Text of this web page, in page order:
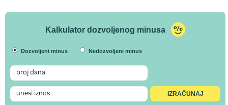
Kalkulator dozvoljenog minusa
Dozvoljeni minus Nedozvoljeni minus